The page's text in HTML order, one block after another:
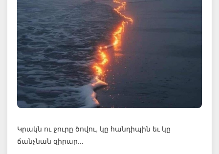
Կրակն ու ջուրը ծովու, կը հանդիպին եւ կը
ճանչնան զիրար...